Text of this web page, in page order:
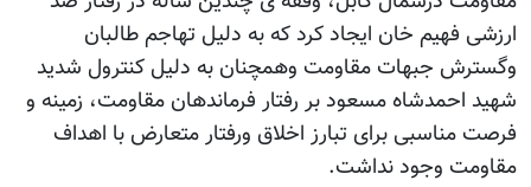
ارزشی فهیم خان ایجاد کرد که به دلیل تهاجم طالبان
وگسترش جبهات مقاومت وهمچنان به دلیل کنترول شدید
شهید احمدشاه مسعود بر رفتار فرماندهان مقاومت، زمینه و
فرصت مناسبی برای تبارز اخلاق ورفتار متعارض با اهداف
مقاومت وجود نداشت.